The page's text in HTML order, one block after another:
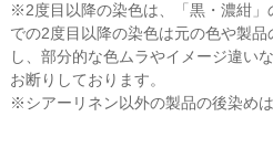
※2度目以降の染色は、「黒・濃紺
での2度目以降の染色は元の色や製
し、部分的な色ムラやイメージ違い
お断りしております。
※シアーリネン以外の製品の後染め